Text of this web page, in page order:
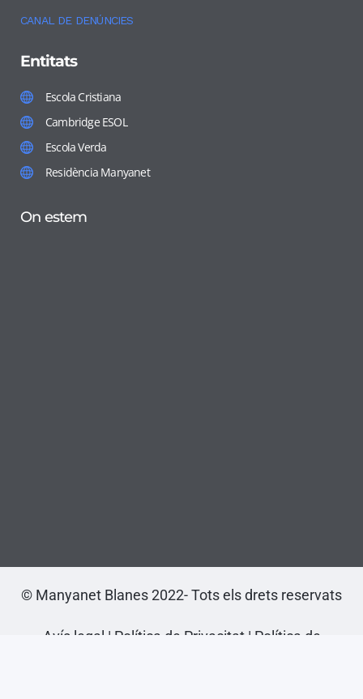
CANAL DE DENÚNCIES
Entitats
Escola Cristiana
Cambridge ESOL
Escola Verda
Residència Manyanet
On estem
© Manyanet Blanes 2022- Tots els drets reservats
Avís legal | Política de Privacitat| Política de